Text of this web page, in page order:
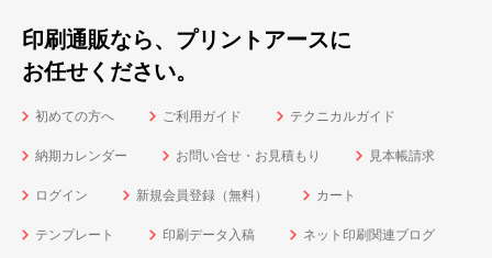
印刷通販なら、プリントアースに
お任せください。
初めての方へ ご利用ガイド テクニカルガイド
納期カレンダー お問い合せ・お見積もり 見本帳請求
ログイン 新規会員登録（無料） カート
テンプレート 印刷データ入稿 ネット印刷関連ブログ